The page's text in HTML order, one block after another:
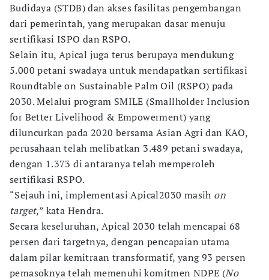
Budidaya (STDB) dan akses fasilitas pengembangan
dari pemerintah, yang merupakan dasar menuju
sertifikasi ISPO dan RSPO.
Selain itu, Apical juga terus berupaya mendukung
5.000 petani swadaya untuk mendapatkan sertifikasi
Roundtable on Sustainable Palm Oil (RSPO) pada
2030. Melalui program SMILE (Smallholder Inclusion
for Better Livelihood & Empowerment) yang
diluncurkan pada 2020 bersama Asian Agri dan KAO,
perusahaan telah melibatkan 3.489 petani swadaya,
dengan 1.373 di antaranya telah memperoleh
sertifikasi RSPO.
“Sejauh ini, implementasi Apical2030 masih on
target,” kata Hendra.
Secara keseluruhan, Apical 2030 telah mencapai 68
persen dari targetnya, dengan pencapaian utama
dalam pilar kemitraan transformatif, yang 93 persen
pemasoknya telah memenuhi komitmen NDPE (No